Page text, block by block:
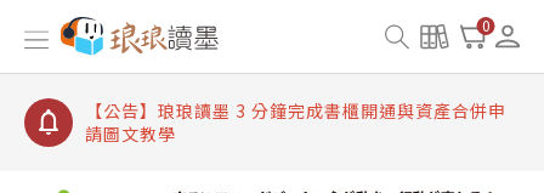
0
【公告】琅琅讀墨書櫃開通常見問題
【公告】琅琅讀墨 3 分鐘完成書櫃開通與資產合併申
【公告】琅琅書店服務升級重要說明及資產合併結果
查詢